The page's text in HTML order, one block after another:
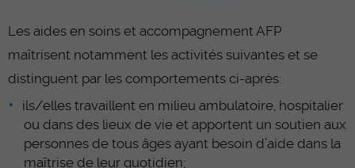
Les aides en soins et accompagnement AFP
maîtrisent notamment les activités suivantes et se
distinguent par les comportements ci-après:
ils/elles travaillent en milieu ambulatoire, hospitalier
ou dans des lieux de vie et apportent un soutien aux
personnes de tous âges ayant besoin d’aide dans la
maîtrise de leur quotidien;